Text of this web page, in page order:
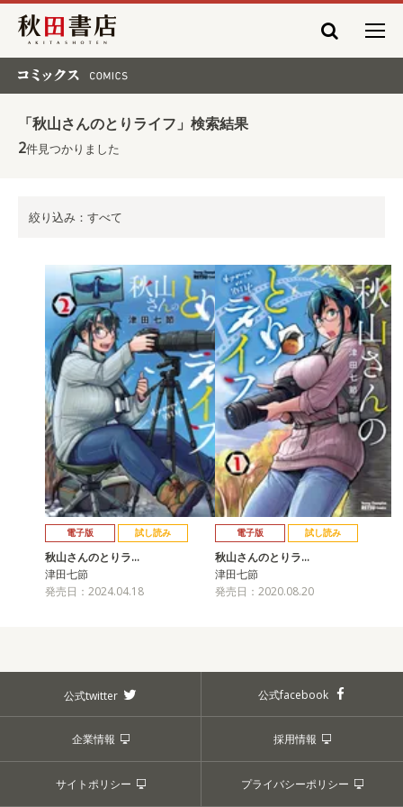
秋田書店
「秋山さんのとりライフ」検索結果
2件見つかりました
絞り込み：すべて
電子版 試し読み
秋山さんのとりラ…
津田七節
発売日：2024.04.18
電子版 試し読み
秋山さんのとりラ…
津田七節
発売日：2020.08.20
公式twitter 公式facebook
企業情報 採用情報
サイトポリシー プライバシーポリシー